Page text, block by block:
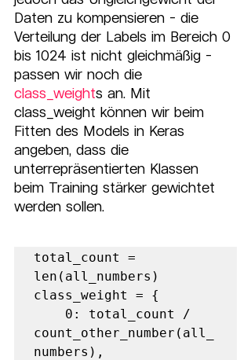
Daten zu kompensieren - die
Verteilung der Labels im Bereich 0
bis 1024 ist nicht gleichmäßig -
passen wir noch die
class_weights an. Mit
class_weight können wir beim
Fitten des Models in Keras
angeben, dass die
unterrepräsentierten Klassen
beim Training stärker gewichtet
werden sollen.
total_count =
len(all_numbers)
class_weight = {
count_other_number(all_
numbers),